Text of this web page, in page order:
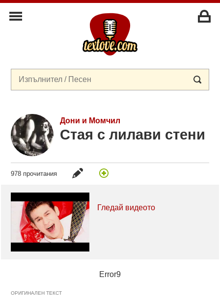
Дони и Момчил
Стая с лилави стени
978 прочитания
Гледай видеото
Error9
ОРИГИНАЛЕН ТЕКСТ